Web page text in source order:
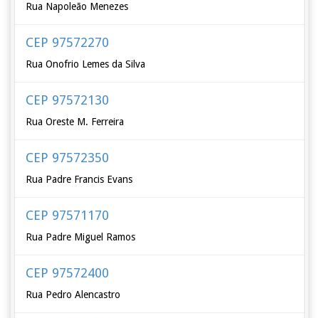
Rua Napoleão Menezes
CEP 97572270
Rua Onofrio Lemes da Silva
CEP 97572130
Rua Oreste M. Ferreira
CEP 97572350
Rua Padre Francis Evans
CEP 97571170
Rua Padre Miguel Ramos
CEP 97572400
Rua Pedro Alencastro